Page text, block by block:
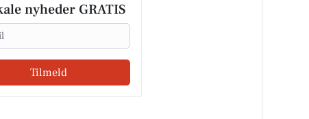
nyheder GRATIS
Tilmeld